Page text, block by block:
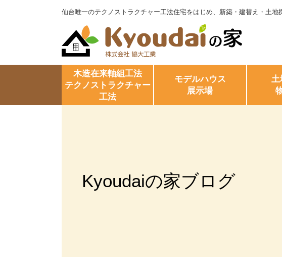
仙台唯一のテクノストラクチャー工法住宅をはじめ、新築・建替え・土
木造在来軸組工法
テクノストラクチャー
工法
モデルハウス
展示場
土
Kyoudaiの家ブログ